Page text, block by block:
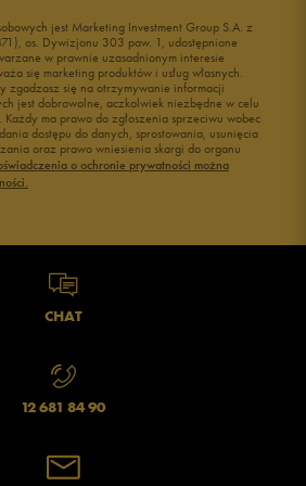
jest Marketing Investment Group S.A. z
os. Dywizjonu 303 paw. 1, udostępnione
w prawnie uzasadnionym interesie
się marketing produktów i usług własnych.
zgadzasz się na otrzymywanie informacji
jest dobrowolne, aczkolwiek niezbędne w celu
ma prawo do zgłoszenia sprzeciwu wobec
dostępu do danych, sprostowania, usunięcia
oraz prawo wniesienia skargi do organu
o ochronie prywatności można
CHAT
12 681 84 90